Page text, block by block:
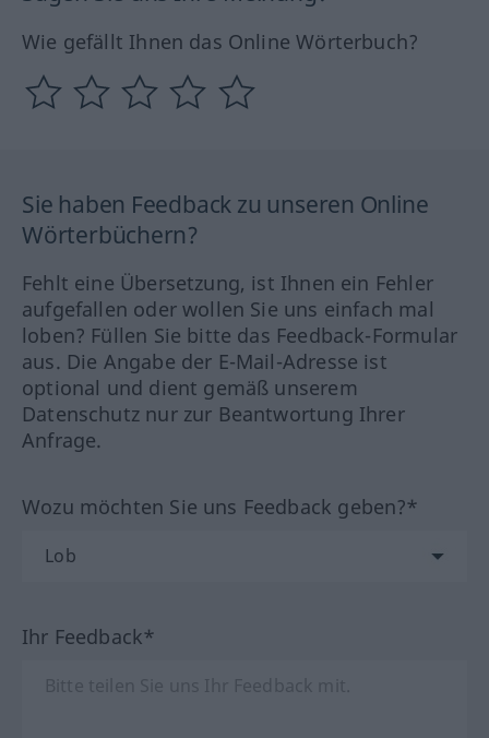
Wie gefällt Ihnen das Online Wörterbuch?
Sie haben Feedback zu unseren Online
Wörterbüchern?
Fehlt eine Übersetzung, ist Ihnen ein Fehler
aufgefallen oder wollen Sie uns einfach mal
loben? Füllen Sie bitte das Feedback-Formular
aus. Die Angabe der E-Mail-Adresse ist
optional und dient gemäß unserem
Datenschutz nur zur Beantwortung Ihrer
Anfrage.
Wozu möchten Sie uns Feedback geben?*
Ihr Feedback*